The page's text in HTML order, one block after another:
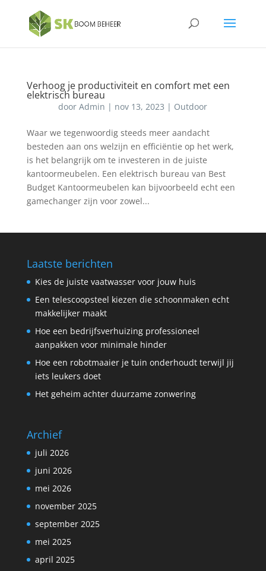
Verhoog je productiviteit en comfort met een
elektrisch bureau
doorAdmin | nov 13, 2023 | Outdoor
Waar we tegenwoordig steeds meer aandacht
besteden aan ons welzijn en efficiëntie op het werk,
is het belangrijk om te investeren in de juiste
kantoormeubelen. Een elektrisch bureau van Best
Budget Kantoormeubelen kan bijvoorbeeld echt een
gamechanger zijn voor zowel...
Laatste berichten
Kies de juiste vaatwasser voor jouw huis
Een telescoopsteel kiezen die schoonmaken echt
makkelijker maakt
Hoe een bedrijfsverhuizing professioneel
aanpakken voor minimale hinder
Hoe een robotmaaier je tuin onderhoudt terwijl jij
iets leukers doet
Het geheim achter duurzame zonwering
Archief
juli 2026
juni 2026
mei 2026
november 2025
september 2025
mei 2025
april 2025